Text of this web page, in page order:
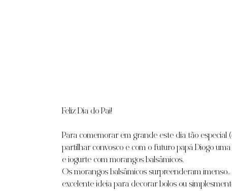
Feliz Dia do Pai!
Para comemorar em grande este dia tão
partilhar convosco e com o futuro papá Diogo
e iogurte com morangos balsâmicos.
Os morangos balsâmicos surpreenderam
excelente ideia para decorar bolos ou